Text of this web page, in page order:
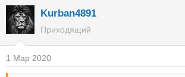
Kurban4891
Приходящий
1 Мар 2020